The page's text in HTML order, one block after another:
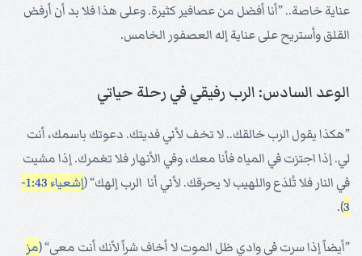
عناية خاصة.. ”أنا أفضل من عصافير كثيرة. وعلى هذا فلا بد أن أرفض
القلق وأستريح على عناية إله العصفور الخامس.
الوعد السادس: الرب رفيقي في رحلة حياتي
”هكذا يقول الرب خالقك.. لا تخف لأني فديتك. دعوتك باسمك، أنت
لي. إذا اجتزت في المياه فأنا معك، وفي الأنهار فلا تغمرك. إذا مشيت
في النار فلا تُلذع واللهيب لا يحرقك. لأني أنا الرب إلهك“ (
إشعياء 1:43-
3
).
”أيضاً إذا سرت في وادي ظل الموت لا أخاف شراً لأنك أنت معي“ (مز